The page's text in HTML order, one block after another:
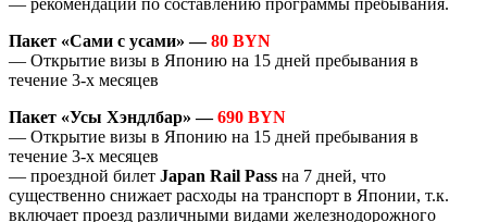
Пакет «Сами с усами» —80 BYN
— Открытие визы в Японию на 15 дней пребывания в
течение 3-х месяцев
Пакет «Усы Хэндлбар» —690 BYN
— Открытие визы в Японию на 15 дней пребывания в
течение 3-х месяцев
— проездной билет Japan Rail Pass на 7 дней, что
существенно снижает расходы на транспорт в Японии, т.к.
включает проезд различными видами железнодорожного